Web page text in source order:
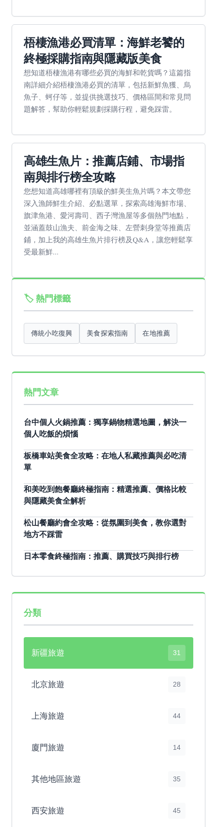
梧棲漁港必買清單：海鮮老饕的
終極採購指南與隱藏版美食
想知道梧棲漁港有哪些必買的海鮮和乾貨嗎？這篇指
南詳細介紹梧棲漁港必買的清單，包括新鮮魚獲、烏
魚子、蚵仔等，並提供挑選技巧、價格區間和常見問
題解答，幫助你輕鬆規劃採購行程，避免踩雷。
高雄生魚片：推薦店鋪、市場指
南與排行榜全攻略
您想知道高雄哪裡有頂級的鮮美生魚片嗎？本文帶您
深入漁師鮮生介紹、必點選單，探索高雄海鮮市場、
旗津魚港、愛河壽司、西子灣漁屋等多個熱門地點，
並涵蓋鼓山漁夫、前金海之味、左營刺身堂等推薦店
鋪，加上我的高雄生魚片排行榜及Q&A，讓您輕鬆享
受最新鮮...
🏷️ 熱門標籤
傳統小吃復興 美食探索指南 在地推薦
熱門文章
台中個人火鍋推薦：獨享鍋物精選地圖，解決一
個人吃飯的煩惱
板橋車站美食全攻略：在地人私藏推薦與必吃清
單
和美吃到飽餐廳終極指南：精選推薦、價格比較
與隱藏美食全解析
松山餐廳約會全攻略：從氛圍到美食，教你選對
地方不踩雷
日本零食終極指南：推薦、購買技巧與排行榜
分類
新疆旅遊 31
北京旅遊 28
上海旅遊 44
廈門旅遊 14
其他地區旅遊 35
西安旅遊 45